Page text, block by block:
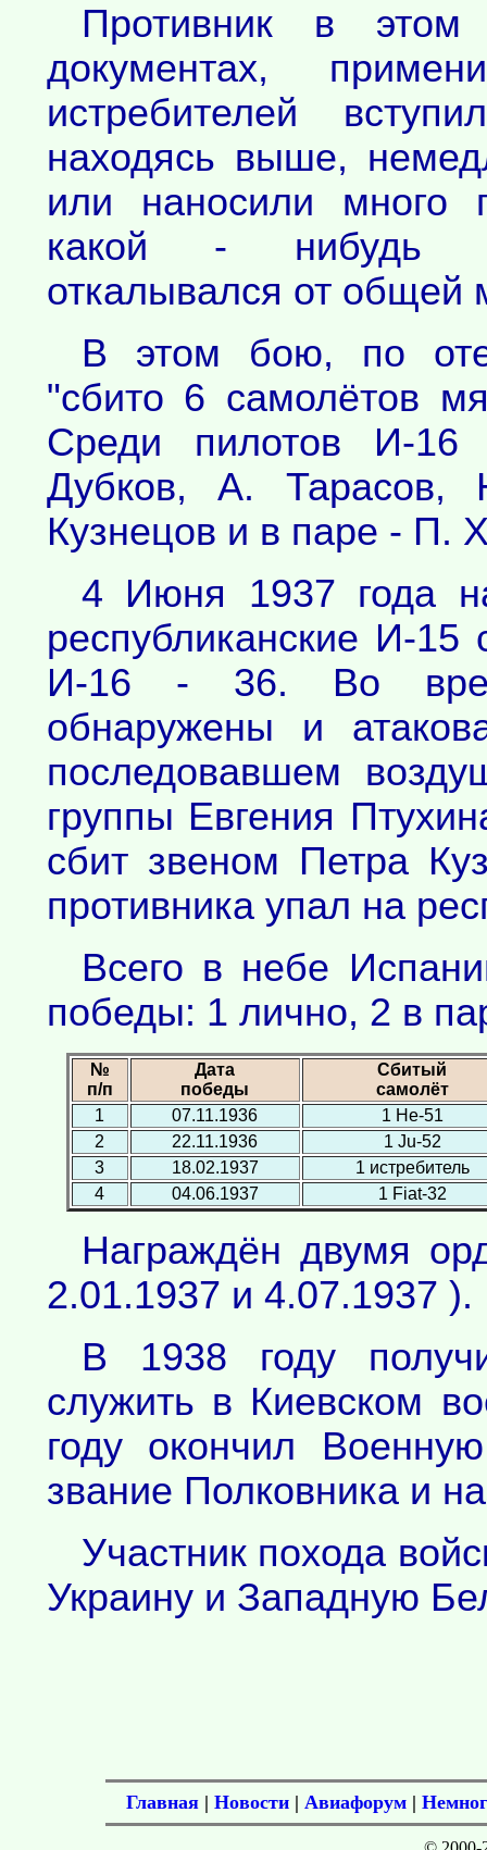
Противник в
документах,
истребителей
находясь выше,
или наносили много
какой - нибудь
откалывался от общей
В этом бою, по
"сбито 6 самолётов
Среди пилотов И-
Дубков, А.
Кузнецов и в паре - П.
4 Июня 1937 года
республиканские И-
И-16 - 36. Во
обнаружены и
последовавшем
группы Евгения
сбит звеном Петра
противника упал на
Всего в небе
победы: 1 лично, 2 в
№
п/п
Дата
победы
Сбитый
самолёт
1
07.11.1936
1 Не-51
2
22.11.1936
1 Ju-52
3
18.02.1937
1 истребитель
4
04.06.1937 1 Fiat-32
Награждён двумя
2.01.1937 и 4.07.1937 ).
В 1938 году
служить в Киевском
году окончил
звание Полковника и
Участник похода
Украину и Западную
Главная | Новости | Авиафорум |